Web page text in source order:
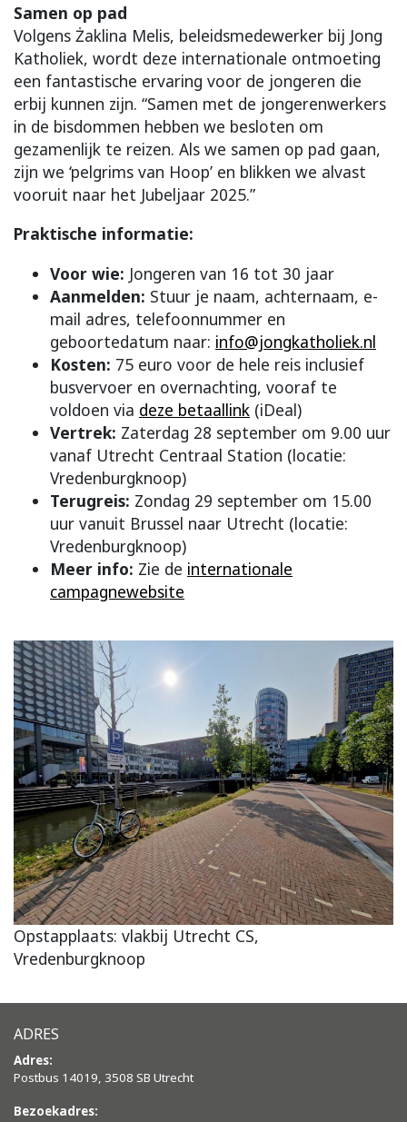
Samen op pad
Volgens Żaklina Melis, beleidsmedewerker bij Jong
Katholiek, wordt deze internationale ontmoeting
een fantastische ervaring voor de jongeren die
erbij kunnen zijn. “Samen met de jongerenwerkers
in de bisdommen hebben we besloten om
gezamenlijk te reizen. Als we samen op pad gaan,
zijn we ‘pelgrims van Hoop’ en blikken we alvast
vooruit naar het Jubeljaar 2025.”
Praktische informatie:
Voor wie: Jongeren van 16 tot 30 jaar
Aanmelden: Stuur je naam, achternaam, e-
mail adres, telefoonnummer en
geboortedatum naar: info@jongkatholiek.nl
Kosten: 75 euro voor de hele reis inclusief
busvervoer en overnachting, vooraf te
voldoen via deze betaallink (iDeal)
Vertrek: Zaterdag 28 september om 9.00 uur
vanaf Utrecht Centraal Station (locatie:
Vredenburgknoop)
Terugreis: Zondag 29 september om 15.00
uur vanuit Brussel naar Utrecht (locatie:
Vredenburgknoop)
Meer info: Zie de internationale
campagnewebsite
Opstapplaats: vlakbij Utrecht CS,
Vredenburgknoop
ADRES
Adres:
Postbus 14019, 3508 SB Utrecht
Bezoekadres: